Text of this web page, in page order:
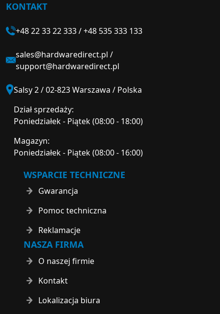
KONTAKT
+48 22 33 22 333/+48 535 333 133
sales@hardwaredirect.pl /
support@hardwaredirect.pl
Salsy 2 / 02-823 Warszawa / Polska
Dział sprzedaży:
Poniedziałek - Piątek (08:00 - 18:00)
Magazyn:
Poniedziałek - Piątek (08:00 - 16:00)
WSPARCIE TECHNICZNE
Gwarancja
Pomoc techniczna
Reklamacje
NASZA FIRMA
O naszej firmie
Kontakt
Lokalizacja biura